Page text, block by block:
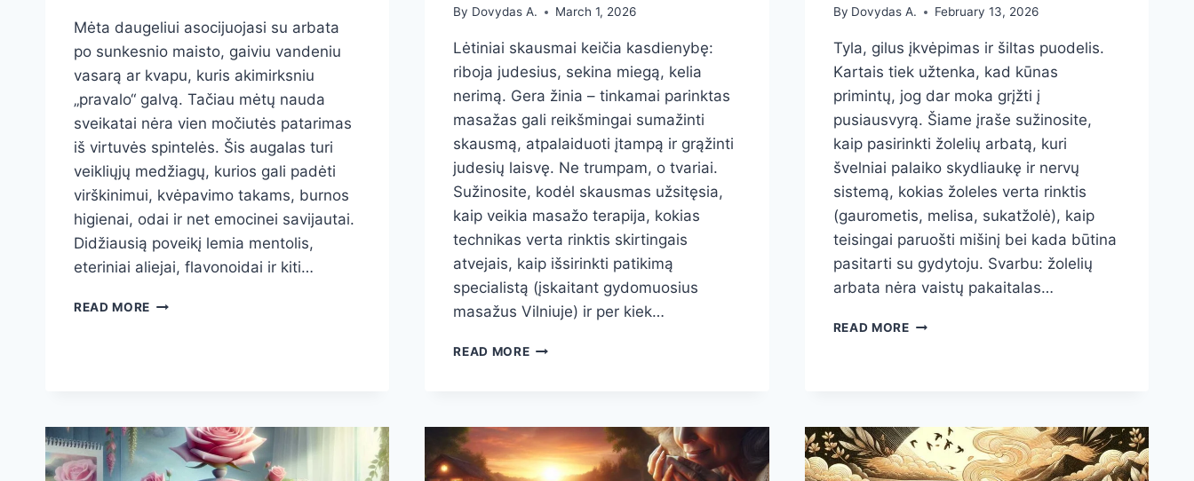
Mėta daugeliui asocijuojasi su arbata
po sunkesnio maisto, gaiviu vandeniu
vasarą ar kvapu, kuris akimirksniu
„pravalo“ galvą. Tačiau mėtų nauda
sveikatai nėra vien močiutės patarimas
iš virtuvės spintelės. Šis augalas turi
veikliųjų medžiagų, kurios gali padėti
virškinimui, kvėpavimo takams, burnos
higienai, odai ir net emocinei savijautai.
Didžiausią poveikį lemia mentolis,
eteriniai aliejai, flavonoidai ir kiti…
READ MORE MĖTŲ
GAIVUS
AUGALAS
GALI
By Dovydas A. March 1, 2026
Lėtiniai skausmai keičia kasdienybę:
riboja judesius, sekina miegą, kelia
nerimą. Gera žinia – tinkamai parinktas
masažas gali reikšmingai sumažinti
skausmą, atpalaiduoti įtampą ir grąžinti
judesių laisvę. Ne trumpam, o tvariai.
Sužinosite, kodėl skausmas užsitęsia,
kaip veikia masažo terapija, kokias
technikas verta rinktis skirtingais
atvejais, kaip išsirinkti patikimą
specialistą (įskaitant gydomuosius
masažus Vilniuje) ir per kiek…
READ MOREMASAŽAS
NAUDA,
VEIKSMINGIAUSIOS
TECHNIKOS
By Dovydas A. February 13, 2026
Tyla, gilus įkvėpimas ir šiltas puodelis.
Kartais tiek užtenka, kad kūnas
primintų, jog dar moka grįžti į
pusiausvyrą. Šiame įraše sužinosite,
kaip pasirinkti žolelių arbatą, kuri
švelniai palaiko skydliaukę ir nervų
sistemą, kokias žoleles verta rinktis
(gaurometis, melisa, sukatžolė), kaip
teisingai paruošti mišinį bei kada būtina
pasitarti su gydytoju. Svarbu: žolelių
arbata nėra vaistų pakaitalas…
READ MORESKYDLIAUKĖS
RECEPTAI
IR
SAUGAUS